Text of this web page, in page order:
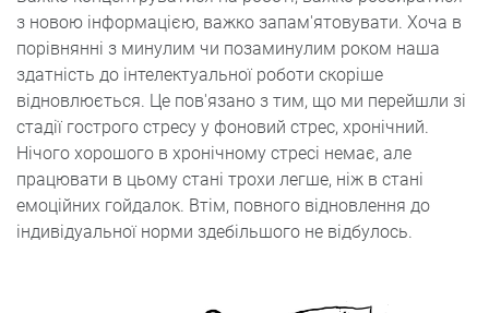
з новою інформацією, важко запам'ятовувати. Хоча в
порівнянні з минулим чи позаминулим роком наша
здатність до інтелектуальної роботи скоріше
відновлюється. Це пов'язано з тим, що ми перейшли зі
стадії гострого стресу у фоновий стрес, хронічний.
Нічого хорошого в хронічному стресі немає, але
працювати в цьому стані трохи легше, ніж в стані
емоційних гойдалок. Втім, повного відновлення до
індивідуальної норми здебільшого не відбулось.